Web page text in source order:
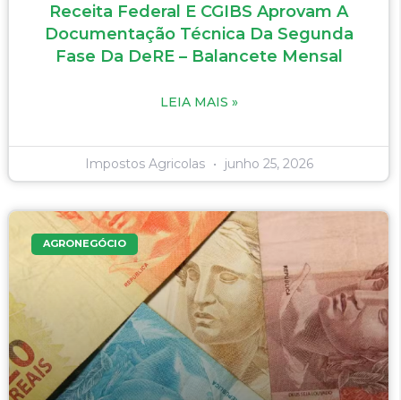
Receita Federal E CGIBS Aprovam A
Documentação Técnica Da Segunda
Fase Da DeRE – Balancete Mensal
LEIA MAIS »
Impostos Agricolas junho 25, 2026
AGRONEGÓCIO